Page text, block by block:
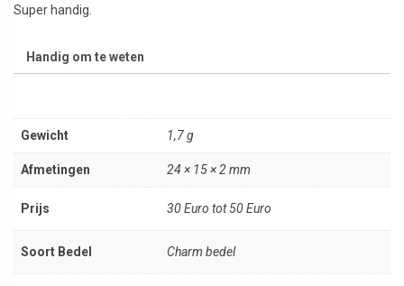
Super handig.
Handig om te weten
Gewicht 1,7 g
Afmetingen 24 × 15 × 2 mm
Prijs 30 Euro tot 50 Euro
Soort Bedel Charm bedel